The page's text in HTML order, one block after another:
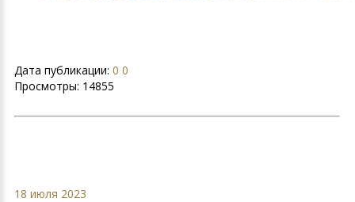
Дата публикации: 0 0
Просмотры: 14855
18 июля 2023